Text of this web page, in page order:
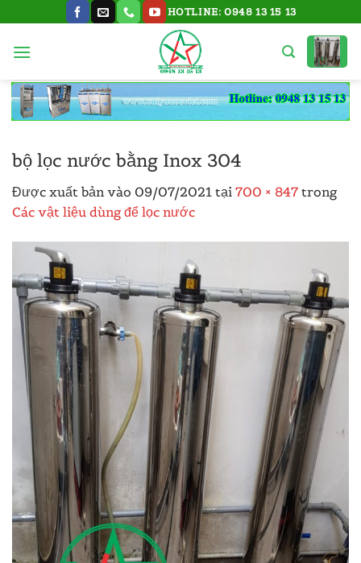
nội
HOTLINE: 0948 13 15 13
bộ lọc nước bằng Inox 304
Được xuất bản vào 09/07/2021 tại 700 × 847 trong
Các vật liệu dùng để lọc nước